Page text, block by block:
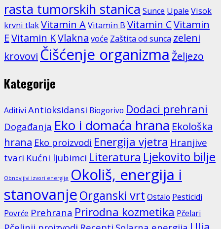
rasta tumorskih stanica Sunce Upale Visok
krvni tlakVitamin AVitamin B Vitamin CVitamin
EVitamin KVlakna voće Zaštita od sunca zeleni
krovovi Čišćenje organizma Željezo
Kategorije
Aditivi Antioksidansi Biogorivo Dodaci prehrani
Događanja Eko i domaća hrana Ekološka
hrana Eko proizvodi Energija vjetra Hranjive
tvari Kućni ljubimci Literatura Ljekovito bilje
Obnovljivi izvori energije Okoliš, energija i
stanovanjeOrganski vrt Ostalo Pesticidi
Povrće Prehrana Prirodna kozmetika Pčelari